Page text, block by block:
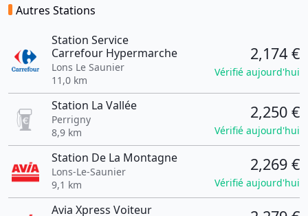
Autres Stations
Station Service
Carrefour Hypermarche
Lons Le Saunier
11,0 km
2,174 €
Vérifié aujourd'hui
Station La Vallée
Perrigny
8,9 km
2,250 €
Vérifié aujourd'hui
Station De La Montagne
Lons-Le-Saunier
9,1 km
2,269 €
Vérifié aujourd'hui
Avia Xpress Voiteur